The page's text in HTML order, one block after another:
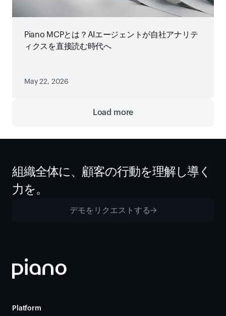
Piano MCPとは？AIエージェントが自社アナリテ
ィクスを直接読む時代へ
May 22, 2026
Load more
組織全体に、顧客の行動を理解し導く
力を。
デモをリクエストする
Platform